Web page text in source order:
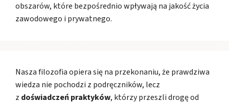
obszarów, które bezpośrednio wpływają na jakość życia
zawodowego i prywatnego.
Nasza filozofia opiera się na przekonaniu, że prawdziwa
wiedza nie pochodzi z podręczników, lecz
z doświadczeń praktyków, którzy przeszli drogę od